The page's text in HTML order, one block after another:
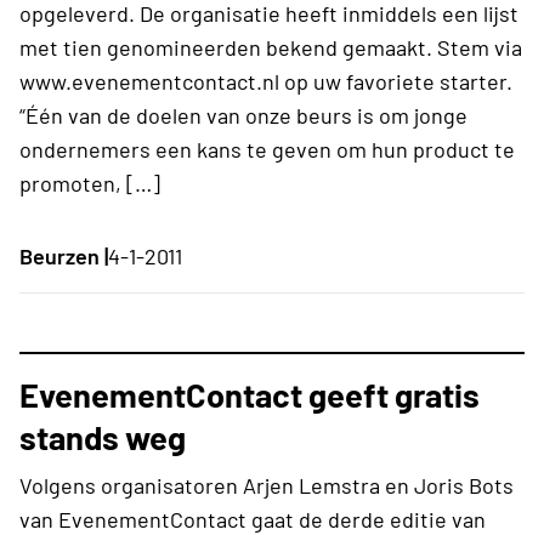
opgeleverd. De organisatie heeft inmiddels een lijst
met tien genomineerden bekend gemaakt. Stem via
www.evenementcontact.nl op uw favoriete starter.
“Één van de doelen van onze beurs is om jonge
ondernemers een kans te geven om hun product te
promoten, […]
Beurzen |4-1-2011
EvenementContact geeft gratis
stands weg
Volgens organisatoren Arjen Lemstra en Joris Bots
van EvenementContact gaat de derde editie van